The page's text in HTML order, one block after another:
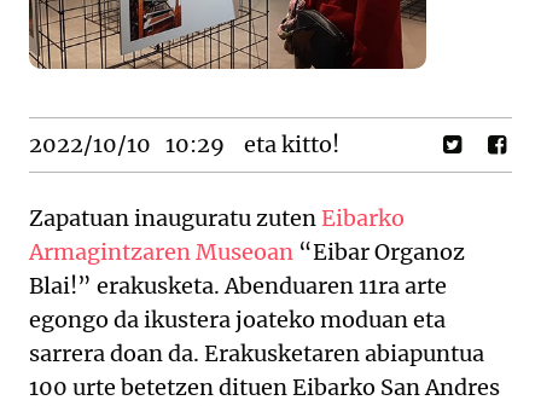
2022/10/10 10:29 eta kitto!
Zapatuan inauguratu zutenEibarko
Armagintzaren Museoan “Eibar Organoz
Blai!” erakusketa. Abenduaren 11ra arte
egongo da ikustera joateko moduan eta
sarrera doan da. Erakusketaren abiapuntua
100 urte betetzen dituen Eibarko San Andres